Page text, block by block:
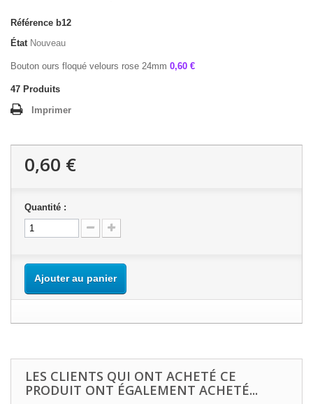
Référence b12
État Nouveau
Bouton ours floqué velours rose 24mm 0,60 €
47 Produits
Imprimer
0,60 €
Quantité :
Ajouter au panier
LES CLIENTS QUI ONT ACHETÉ CE
PRODUIT ONT ÉGALEMENT ACHETÉ...